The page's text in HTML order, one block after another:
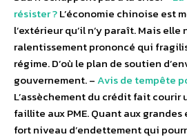
résister ?L’économie chinoise est
l’extérieur qu’il n’y paraît. Mais elle
ralentissement prononcé qui
régime. D’où le plan de soutien
gouvernement. –Avis de tempête
L’assèchement du crédit fait courir
faillite aux PME. Quant aux grandes
fort niveau d’endettement qui